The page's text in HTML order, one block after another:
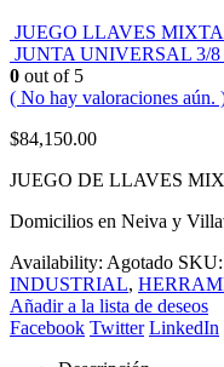
JUEGO LLAVES
JUNTA UNIVERSAL 3/
0 out of 5
( No hay valoraciones aún.
$84,150.00
JUEGO DE LLAVES
Domicilios en Neiva y
Availability: Agotado SKU:
INDUSTRIAL,
Añadir a la lista de deseos
Facebook Twitter LinkedIn